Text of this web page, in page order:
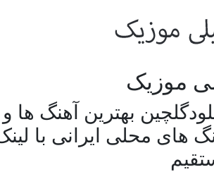
موزیک
بهترین آهنگ ها و
های محلی ایرانی با